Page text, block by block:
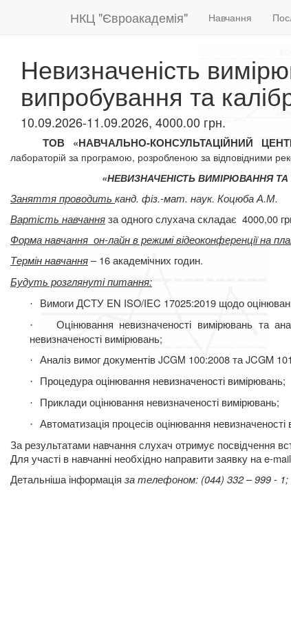
НКЦ "Євроакадемія" Навчання
Невизначеність
випробування та
10.09.2026-11.09.2026, 4000.00 грн.
ТОВ «НАВЧАЛЬНО-КОНСУЛЬТАЦІЙНИЙ
лабораторій за програмою, розробленою за відповідними
«НЕВИЗНАЧЕНІСТЬ ВИМІРЮВАННЯ ТА
Заняття проводить канд. фіз.-мат. наук. Коцюба А.М.
Вартість навчанняза одного слухача складає 4000,00
Форма навчання он-лайн в режимі відеоконференції на
Термін навчання– 16 академічних годин.
Будуть розглянуті питання:
· Вимоги ДСТУ EN ISO/IEC 17025:2019 щодо
·
Оцінювання невизначеності вимірювань та
невизначеності вимірювань;
· Аналіз вимог документівJCGM 100:2008 таJCGM
· Процедура оцінювання невизначеності вимірювань;
· Приклади оцінювання невизначеності вимірювань;
·
Автоматизація процесів оцінювання
За результатами навчання слухач отримує посвідчення
Для участі в навчанні необхідно направити заявку наe-mail
Детальніша інформація за телефоном: (044) 332 – 999 - 1;